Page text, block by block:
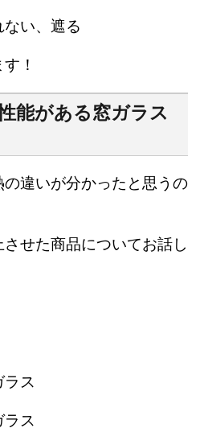
い、遮る
！
能がある窓ガラス
違いが分かったと思うの
せた商品についてお話し
ラス
ラス